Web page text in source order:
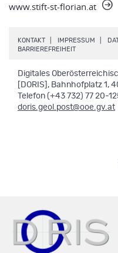
www.stift-st-florian.at
KONTAKT IMPRESSUM
BARRIEREFREIHEIT.
Digitales
[DORIS], Bahnhofplatz 1,
Telefon (+43 732) 77 20-
doris.geol.post@ooe.gv.at